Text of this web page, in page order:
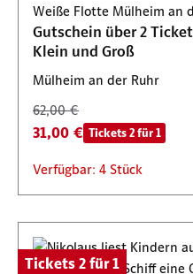
Weiße Flotte Mülheim an
Gutschein über 2
Klein und Groß
Mülheim an der Ruhr
62,00 €
31,00 € Tickets 2 für 1
Verfügbar: 4 Stück
Tickets 2 für 1